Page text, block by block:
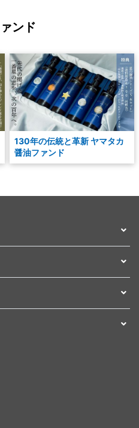
ンド
130年の伝統と革新 ヤマタカ
醤油ファンド